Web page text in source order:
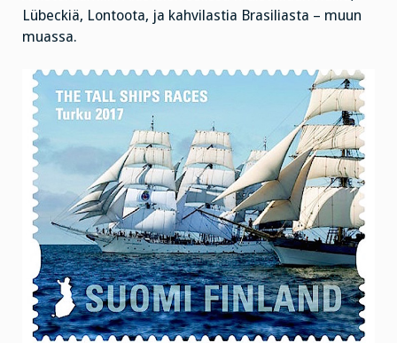
Lübeckiä, Lontoota, ja kahvilastia Brasiliasta – muun
muassa.